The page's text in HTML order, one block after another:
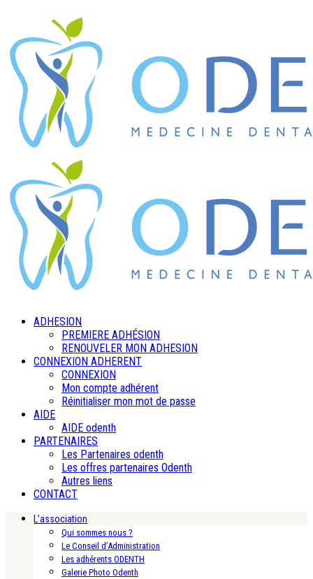
ADHESION
PREMIERE ADHÉSION
RENOUVELER MON ADHESION
CONNEXION ADHERENT
CONNEXION
Mon compte adhérent
Réinitialiser mon mot de passe
AIDE
AIDE odenth
PARTENAIRES
Les Partenaires odenth
Les offres partenaires Odenth
Autres liens
CONTACT
L’association
Qui sommes nous ?
Le Conseil d’Administration
Les adhérents ODENTH
Galerie Photo Odenth